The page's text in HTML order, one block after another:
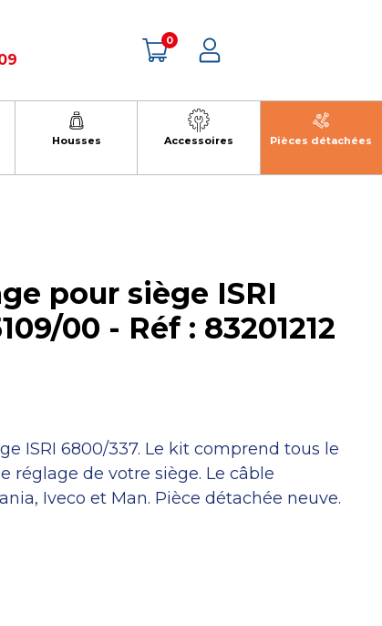
0
Housses Accessoires Pièces détachées
pour siège ISRI
00 - Réf : 83201212
ISRI 6800/337. Le kit comprend tous le
réglage de votre siège. Le câble
Iveco et Man. Pièce détachée neuve.